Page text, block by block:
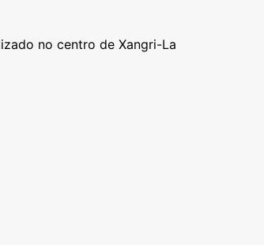
no centro de Xangri-La